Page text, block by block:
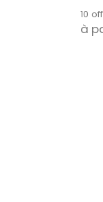
2x6
3.1
10
à